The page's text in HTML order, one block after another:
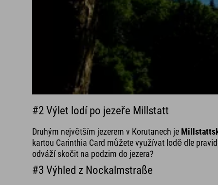
#2 Výlet lodí po jezeře Millstatt
Druhým největším jezerem v Korutanech je
kartou Carinthia Card můžete využívat lodě dle
odváží skočit na podzim do jezera?
#3 Výhled z Nockalmstraße